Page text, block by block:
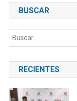
BUSCAR
RECIENTES